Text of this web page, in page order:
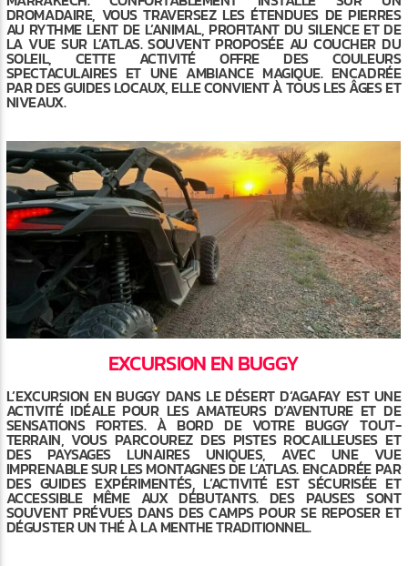
DROMADAIRE, VOUS TRAVERSEZ LES ÉTENDUES DE PIERRES
AU RYTHME LENT DE L’ANIMAL, PROFITANT DU SILENCE ET DE
LA VUE SUR L’ATLAS. SOUVENT PROPOSÉE AU COUCHER DU
SOLEIL, CETTE ACTIVITÉ OFFRE DES COULEURS
SPECTACULAIRES ET UNE AMBIANCE MAGIQUE. ENCADRÉE
PAR DES GUIDES LOCAUX, ELLE CONVIENT À TOUS LES ÂGES ET
NIVEAUX.
EXCURSION EN BUGGY
L’EXCURSION EN BUGGY DANS LE DÉSERT D’AGAFAY EST UNE
ACTIVITÉ IDÉALE POUR LES AMATEURS D’AVENTURE ET DE
SENSATIONS FORTES. À BORD DE VOTRE BUGGY TOUT-
TERRAIN, VOUS PARCOUREZ DES PISTES ROCAILLEUSES ET
DES PAYSAGES LUNAIRES UNIQUES, AVEC UNE VUE
IMPRENABLE SUR LES MONTAGNES DE L’ATLAS. ENCADRÉE PAR
DES GUIDES EXPÉRIMENTÉS, L’ACTIVITÉ EST SÉCURISÉE ET
ACCESSIBLE MÊME AUX DÉBUTANTS. DES PAUSES SONT
SOUVENT PRÉVUES DANS DES CAMPS POUR SE REPOSER ET
DÉGUSTER UN THÉ À LA MENTHE TRADITIONNEL.